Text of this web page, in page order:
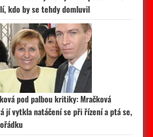
kdo by se tehdy domluvil
pod palbou kritiky: Mračková
jí vytkla natáčení se při řízení a ptá se,